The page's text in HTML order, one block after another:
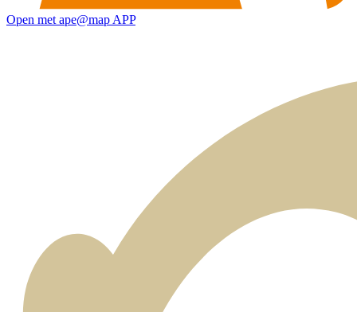
Open met ape@map APP